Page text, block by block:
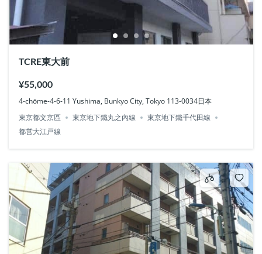
TCRE東大前
¥55,000
4-chōme-4-6-11 Yushima, Bunkyo City, Tokyo 113-0034日本
東京都文京區
東京地下鐵丸之內線
東京地下鐵千代田線
都営大江戸線